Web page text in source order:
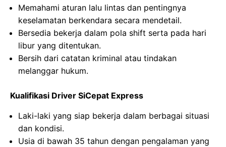
Memahami aturan lalu lintas dan pentingnya
keselamatan berkendara secara mendetail.
Bersedia bekerja dalam pola shift serta pada hari
libur yang ditentukan.
Bersih dari catatan kriminal atau tindakan
melanggar hukum.
Kualifikasi Driver SiCepat Express
Laki-laki yang siap bekerja dalam berbagai situasi
dan kondisi.
Usia di bawah 35 tahun dengan pengalaman yang